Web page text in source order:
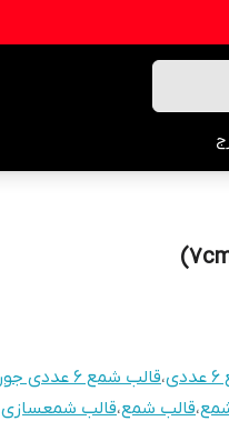
،قالب شمع ۶ عددی جور
،قالب شمع،قالب شمعسازی